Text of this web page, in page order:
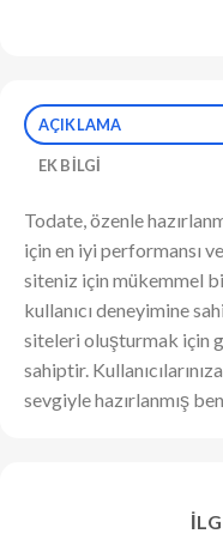
AÇIKLAMA
EK BILGI
Todate, özenle
için en iyi performansı
siteniz için mükemmel
kullanıcı deneyimine
siteleri oluşturmak için
sahiptir.
sevgiyle hazırlanmış